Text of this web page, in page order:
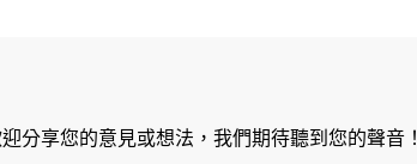
分享您的意見或想法，我們期待聽到您的聲音！